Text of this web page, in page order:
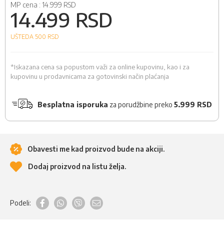
MP cena : 14.999 RSD
14.499 RSD
UŠTEDA 500 RSD
*Iskazana cena sa popustom važi za online kupovinu, kao i za
kupovinu u prodavnicama za gotovinski način plaćanja
Besplatna isporuka za porudžbine preko 5.999 RSD
Obavesti me kad proizvod bude na akciji.
Dodaj proizvod na listu želja.
Podeli: